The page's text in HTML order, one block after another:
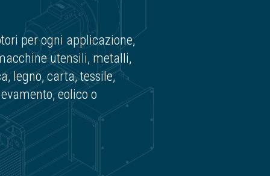
per ogni applicazione,
utensili, metalli,
legno, carta, tessile,
eolico o